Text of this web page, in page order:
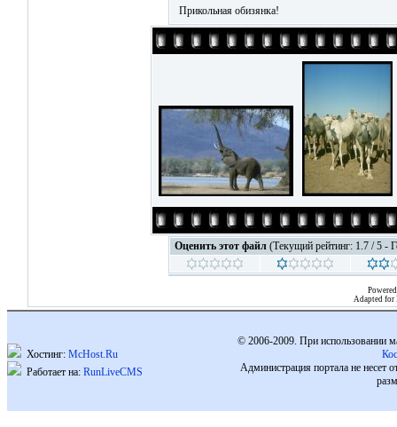
Прикольная обизянка!
Оценить этот файл (Текущий рейтинг: 1.7 / 5 -
Adapted for
Хостинг: McHost.Ru
Работает на: RunLiveCMS
© 2006-2009. При использовании
Администрация портала не несет